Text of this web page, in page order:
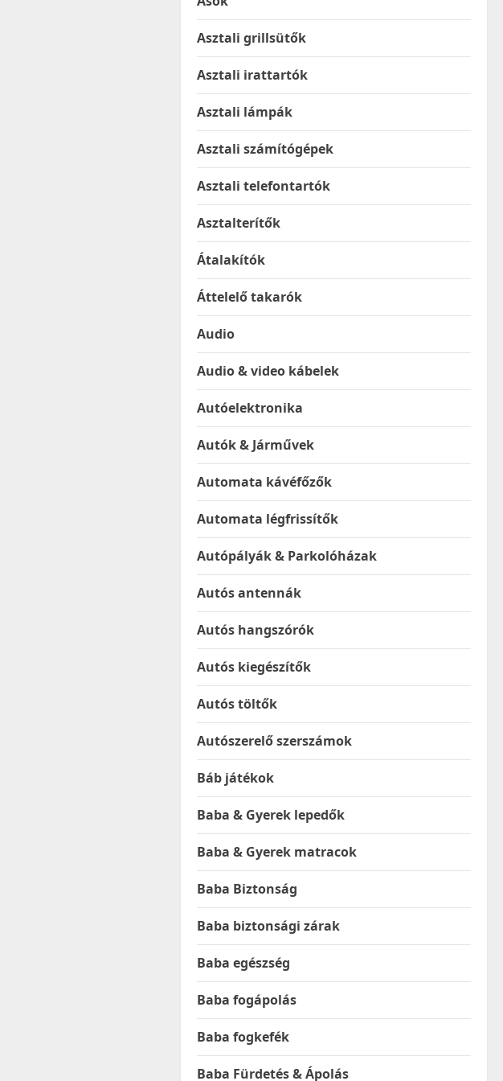
Asztali grillsütők
Asztali irattartók
Asztali lámpák
Asztali számítógépek
Asztali telefontartók
Asztalterítők
Átalakítók
Áttelelő takarók
Audio
Audio & video kábelek
Autóelektronika
Autók & Járművek
Automata kávéfőzők
Automata légfrissítők
Autópályák & Parkolóházak
Autós antennák
Autós hangszórók
Autós kiegészítők
Autós töltők
Autószerelő szerszámok
Báb játékok
Baba & Gyerek lepedők
Baba & Gyerek matracok
Baba Biztonság
Baba biztonsági zárak
Baba egészség
Baba fogápolás
Baba fogkefék
Baba Fürdetés & Ápolás